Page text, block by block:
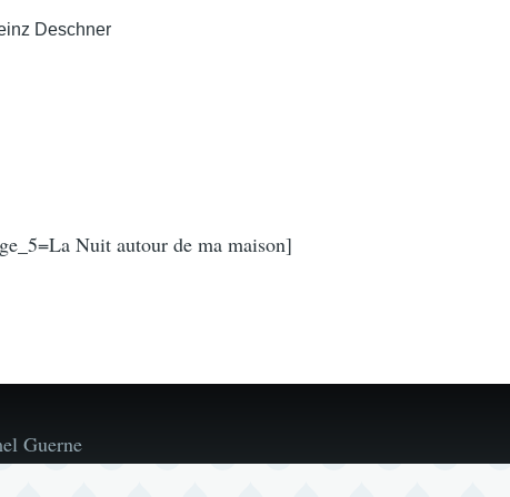
Deschner
Nuit autour de ma maison]
Guerne